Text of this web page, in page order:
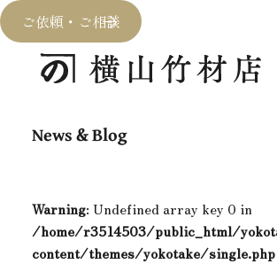
ご依頼・ご相談
News & Blog
Warning: Undefined array key 0 in
/home/r3514503/public_html/
content/themes/yokotake/single.php